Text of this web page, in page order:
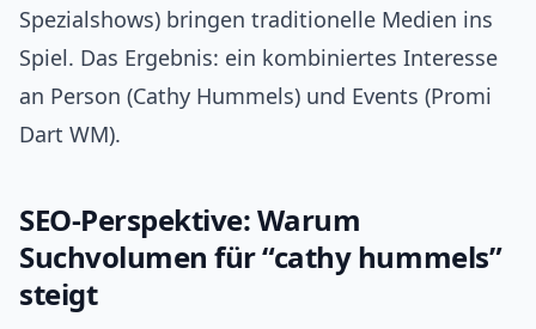
Spezialshows) bringen traditionelle Medien ins
Spiel. Das Ergebnis: ein kombiniertes Interesse
an Person (Cathy Hummels) und Events (Promi
Dart WM).
SEO‑Perspektive: Warum
Suchvolumen für “cathy hummels”
steigt